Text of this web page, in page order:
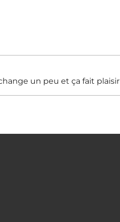
un peu et ça fait plaisir